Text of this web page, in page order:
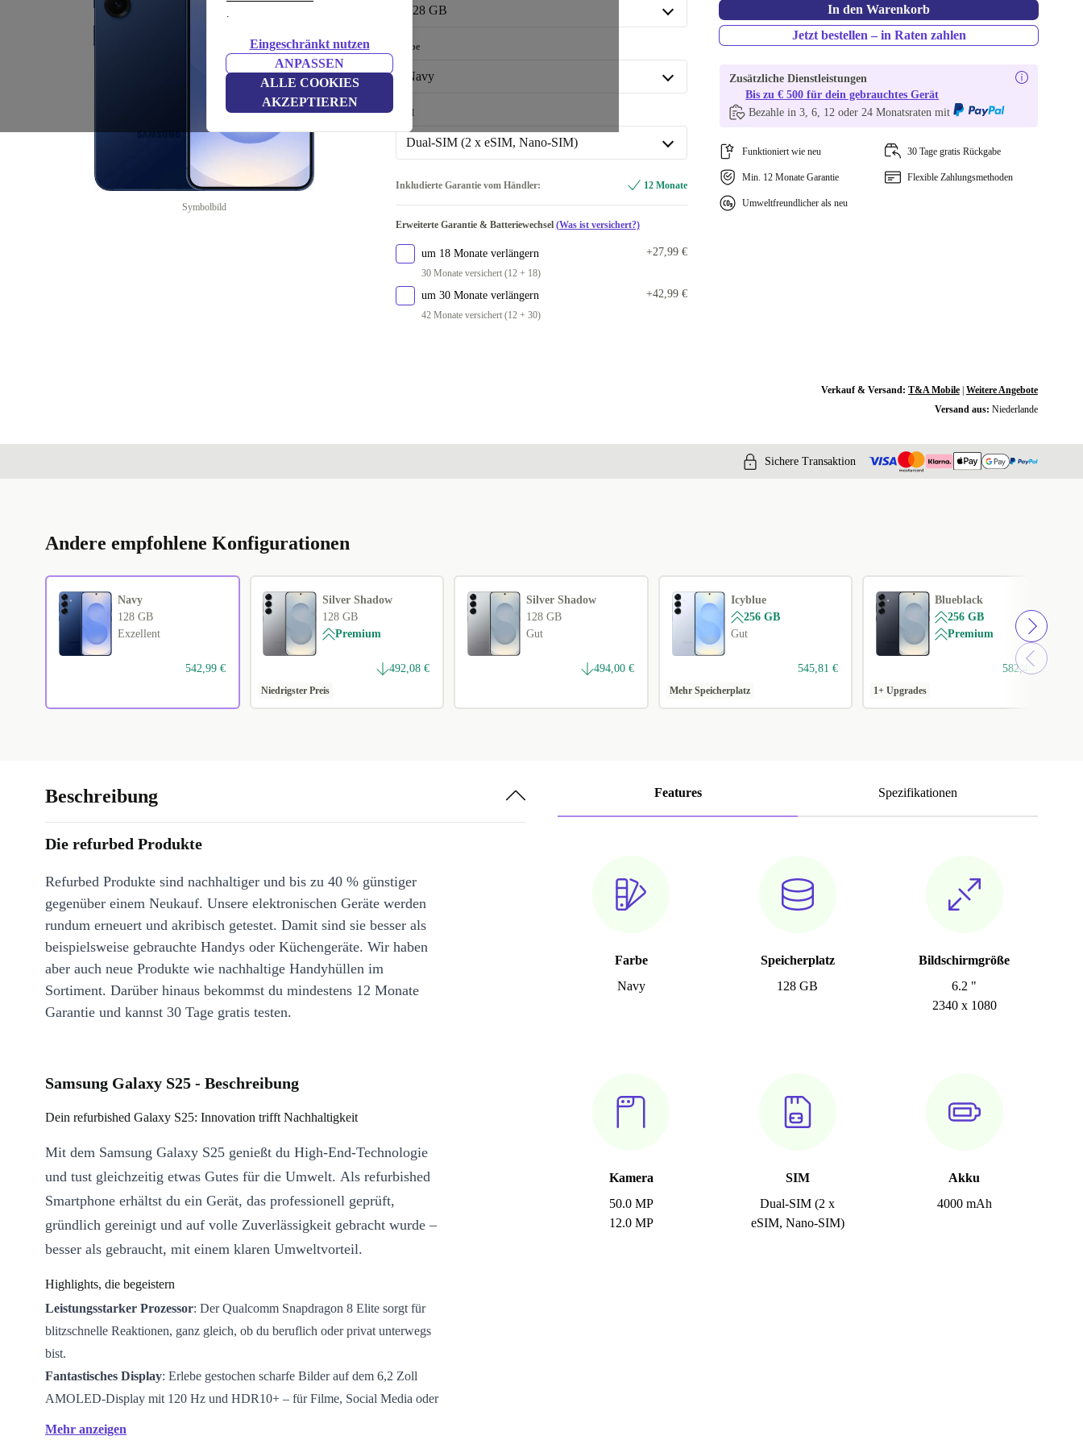
.
Eingeschränkt nutzen
ANPASSEN
ALLE COOKIES
AKZEPTIEREN
Symbolbild
-50,91 €
128 GB
128 GB
+50,00 €
+203,54 €
Farbe
Navy
Icyblue
Silver Shadow -1,00 €
In anderen Kombinationen verfügbar
Pinkgold +57,00 €
Blueblack
Coralred
SIM
Dual-SIM (2 x eSIM, Nano-SIM)
Dual-SIM (2 x eSIM, Nano-SIM)
In anderen Kombinationen verfügbar
Dual-SIM (2 x Nano-SIM) +66,00 €
Inkludierte Garantie vom Händler: 12 Monate
Erweiterte Garantie & Batteriewechsel (Was ist versichert?)
um 18 Monate verlängern
30 Monate versichert (12 + 18)
+27,99 €
um 30 Monate verlängern
42 Monate versichert (12 + 30)
+42,99 €
In den Warenkorb
Jetzt bestellen – in Raten zahlen
Zusätzliche Dienstleistungen
Bis zu € 500 für dein gebrauchtes Gerät
Bezahle in 3, 6, 12 oder 24 Monatsraten mit
Funktioniert wie neu 30 Tage gratis Rückgabe
Min. 12 Monate Garantie Flexible Zahlungsmethoden
Umweltfreundlicher als neu
Verkauf & Versand: T&A Mobile| Weitere Angebote
Versand aus: Niederlande
Sichere Transaktion
Andere empfohlene Konfigurationen
Navy
128 GB
Exzellent
542,99 €
Silver Shadow
128 GB
Premium
492,08 €
Niedrigster Preis
Silver Shadow
128 GB
Gut
494,00 €
Icyblue
256 GB
Gut
545,81 €
Mehr Speicherplatz
Blueblack
256 GB
Premium
582,40 €
1+ Upgrades
Features Spezifikationen
Farbe
Navy
Speicherplatz
128 GB
Bildschirmgröße
6.2 "
2340 x 1080
Kamera
50.0 MP
12.0 MP
SIM
Dual-SIM (2 x
eSIM, Nano-SIM)
Akku
4000 mAh
Beschreibung
Die refurbed Produkte
Refurbed Produkte sind nachhaltiger und bis zu 40 % günstiger
gegenüber einem Neukauf. Unsere elektronischen Geräte werden
rundum erneuert und akribisch getestet. Damit sind sie besser als
beispielsweise gebrauchte Handys oder Küchengeräte. Wir haben
aber auch neue Produkte wie nachhaltige Handyhüllen im
Sortiment. Darüber hinaus bekommst du mindestens 12 Monate
Garantie und kannst 30 Tage gratis testen.
Samsung Galaxy S25 - Beschreibung
Dein refurbished Galaxy S25: Innovation trifft Nachhaltigkeit
Mit dem Samsung Galaxy S25 genießt du High-End-Technologie
und tust gleichzeitig etwas Gutes für die Umwelt. Als refurbished
Smartphone erhältst du ein Gerät, das professionell geprüft,
gründlich gereinigt und auf volle Zuverlässigkeit gebracht wurde –
besser als gebraucht, mit einem klaren Umweltvorteil.
Highlights, die begeistern
Leistungsstarker Prozessor: Der Qualcomm Snapdragon 8 Elite sorgt für
blitzschnelle Reaktionen, ganz gleich, ob du beruflich oder privat unterwegs
bist.
Fantastisches Display: Erlebe gestochen scharfe Bilder auf dem 6,2 Zoll
AMOLED-Display mit 120 Hz und HDR10+ – für Filme, Social Media oder
Mehr anzeigen